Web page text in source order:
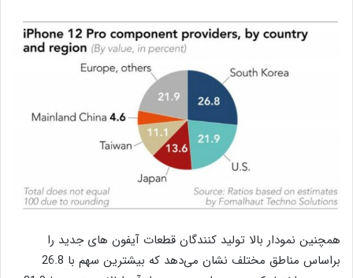
همچنین نمودار بالا تولید کنندگان قطعات آیفون های جدید را
براساس مناطق مختلف نشان می‌دهد که بیشترین سهم با 26.8